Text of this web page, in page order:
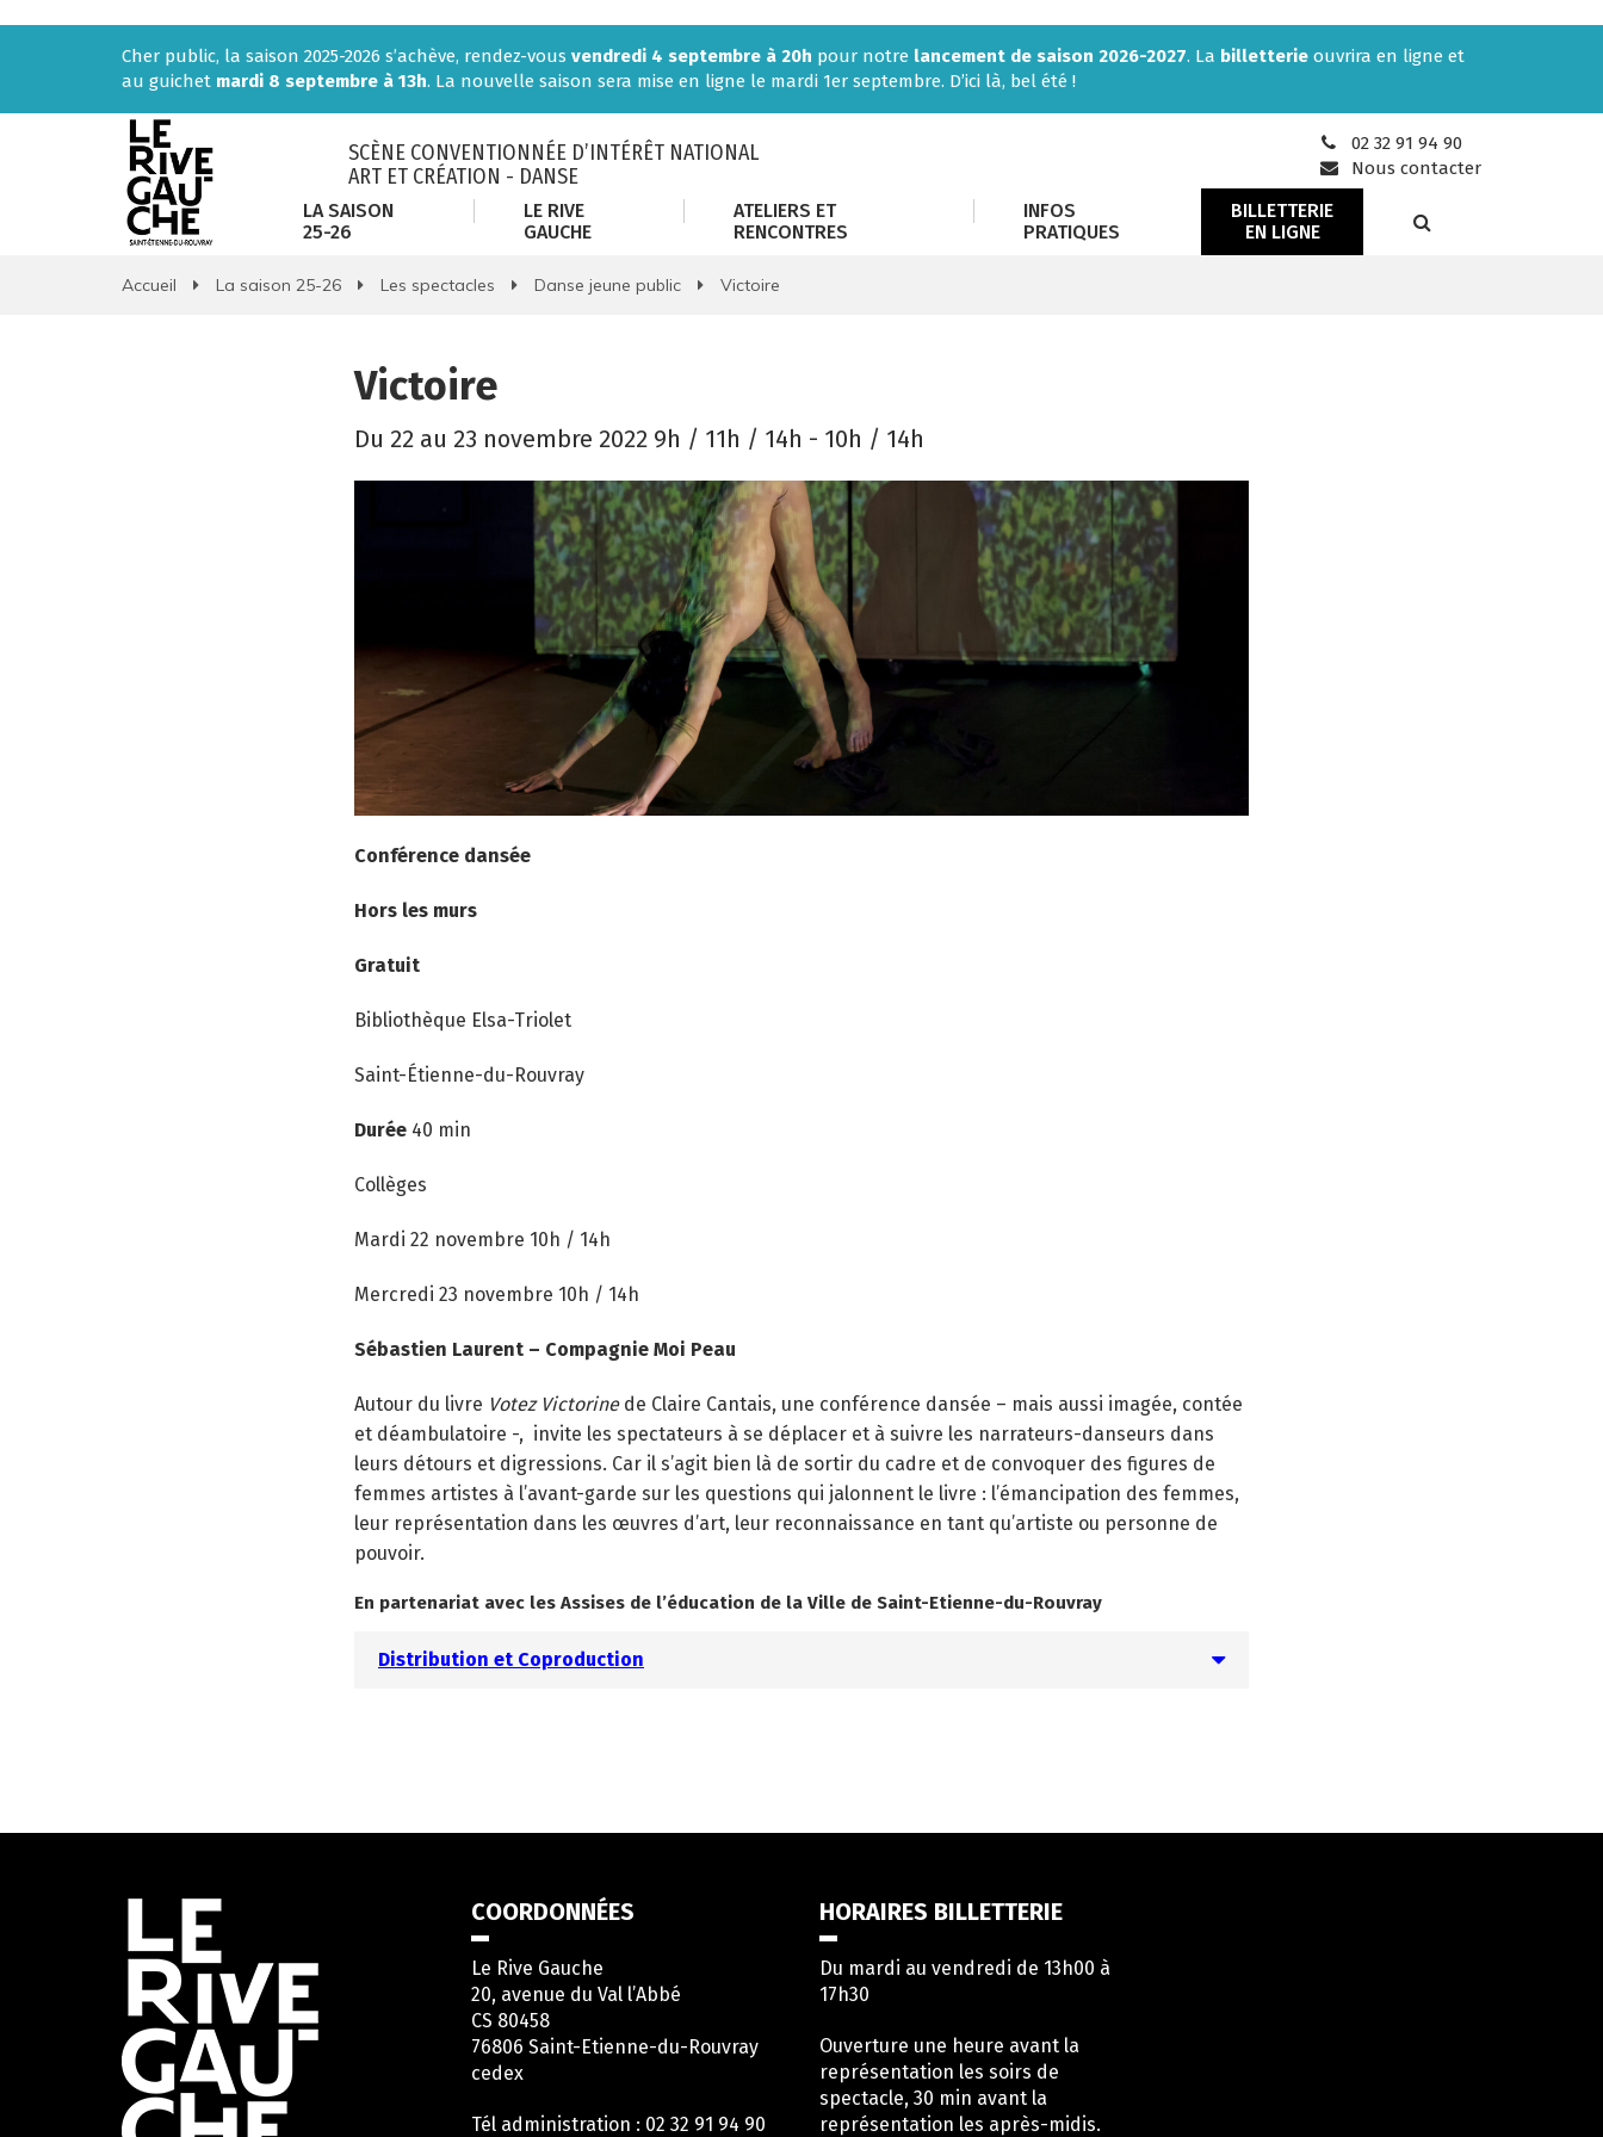
Cher public, la saison 2025-2026 s’achève, rendez-vous vendredi 4 septembre à 20h pour notre lancement de saison 2026-2027. La billetterie ouvrira en ligne et
au guichet mardi 8 septembre à 13h. La nouvelle saison sera mise en ligne le mardi 1er septembre. D’ici là, bel été !
SCÈNE CONVENTIONNÉE D’INTÉRÊT NATIONAL
ART ET CRÉATION - DANSE
02 32 91 94 90
Nous contacter
LA SAISON
25-26
LE RIVE
GAUCHE
ATELIERS ET
RENCONTRES
INFOS
PRATIQUES
BILLETTERIE
EN LIGNE
RECHERCHE
Accueil La saison 25-26 Les spectacles Danse jeune public Victoire
Victoire
Du 22 au 23 novembre 2022 9h / 11h / 14h - 10h / 14h
Conférence dansée
Hors les murs
Gratuit
Bibliothèque Elsa-Triolet
Saint-Étienne-du-Rouvray
Durée 40 min
Collèges
Mardi 22 novembre 10h / 14h
Mercredi 23 novembre 10h / 14h
Sébastien Laurent – Compagnie Moi Peau
Autour du livre Votez Victorinede Claire Cantais, une conférence dansée – mais aussi imagée, contée
et déambulatoire -, invite les spectateurs à se déplacer et à suivre les narrateurs-danseurs dans
leurs détours et digressions. Car il s’agit bien là de sortir du cadre et de convoquer des figures de
femmes artistes à l’avant-garde sur les questions qui jalonnent le livre : l’émancipation des femmes,
leur représentation dans les œuvres d’art, leur reconnaissance en tant qu’artiste ou personne de
pouvoir.
En partenariat avec les Assises de l’éducation de la Ville de Saint-Etienne-du-Rouvray
Distribution et Coproduction
Informations
COORDONNÉES
Le Rive Gauche
20, avenue du Val l’Abbé
CS 80458
76806 Saint-Etienne-du-Rouvray
cedex
Tél administration : 02 32 91 94 90
HORAIRES BILLETTERIE
Du mardi au vendredi de 13h00 à
17h30
Ouverture une heure avant la
représentation les soirs de
spectacle, 30 min avant la
représentation les après-midis.